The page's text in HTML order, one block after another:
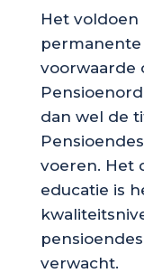
Het voldoen
permanente
voorwaarde
dan wel de
voeren. Het
educatie is
verwacht.